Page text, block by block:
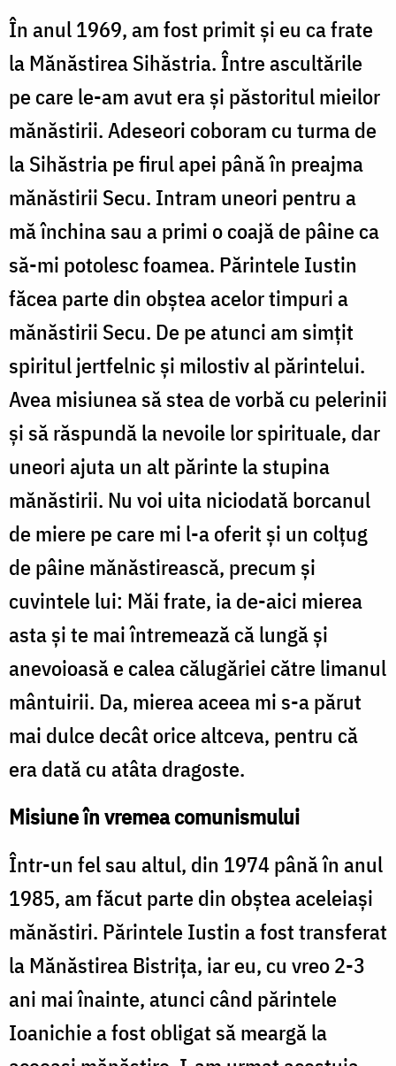
În anul 1969, am fost primit şi eu ca frate
la Mănăstirea Sihăstria. Între ascultările
pe care le-am avut era şi păstoritul mieilor
mănăstirii. Adeseori coboram cu turma de
la Sihăstria pe firul apei până în preajma
mănăstirii Secu. Intram uneori pentru a
mă închina sau a primi o coajă de pâine ca
să-mi potolesc foamea. Părintele Iustin
făcea parte din obştea acelor timpuri a
mănăstirii Secu. De pe atunci am simţit
spiritul jertfelnic şi milostiv al părintelui.
Avea misiunea să stea de vorbă cu pelerinii
şi să răspundă la nevoile lor spirituale, dar
uneori ajuta un alt părinte la stupina
mănăstirii. Nu voi uita niciodată borcanul
de miere pe care mi l-a oferit şi un colțug
de pâine mănăstirească, precum şi
cuvintele lui: Măi frate, ia de-aici mierea
asta şi te mai întremează că lungă şi
anevoioasă e calea călugăriei către limanul
mântuirii. Da, mierea aceea mi s-a părut
mai dulce decât orice altceva, pentru că
era dată cu atâta dragoste.
Misiune în vremea comunismului
Într-un fel sau altul, din 1974 până în anul
1985, am făcut parte din obştea aceleiaşi
mănăstiri. Părintele Iustin a fost transferat
la Mănăstirea Bistriţa, iar eu, cu vreo 2-3
ani mai înainte, atunci când părintele
Ioanichie a fost obligat să meargă la